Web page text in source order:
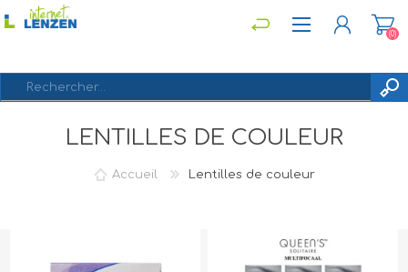
S'ENREGISTRER
CONNEXION
(0)
LENTILLES DE COULEUR
Accueil Lentilles de couleur